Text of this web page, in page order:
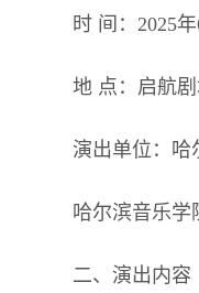
时 间：2025
地 点：启航
演出单位：哈
哈尔滨音乐学
二、演出内容